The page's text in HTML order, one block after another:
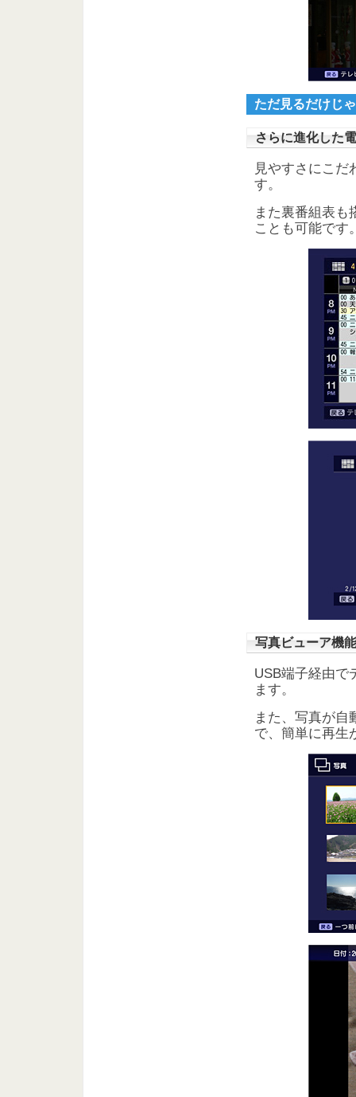
ただ見るだけじ
さらに進化した
見やすさにこだ
す。
また裏番組表も
ことも可能です
写真ビューア機
USB端子経由で
ます。
また、写真が自
で、簡単に再生